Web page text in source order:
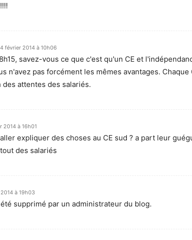
février 2014 à 10h06
savez-vous ce que c'est qu'un CE et
n'avez pas forcément les mêmes avantages. Chaque
attentes des salariés.
2014 à 16h01
expliquer des choses au CE sud ? a part leur
des salariés
à 19h03
supprimé par un administrateur du blog.